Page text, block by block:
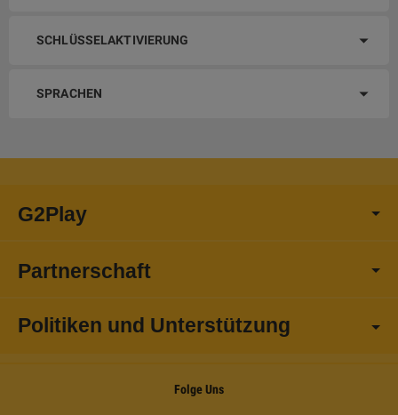
SCHLÜSSELAKTIVIERUNG
SPRACHEN
G2Play
Partnerschaft
Politiken und Unterstützung
Folge Uns